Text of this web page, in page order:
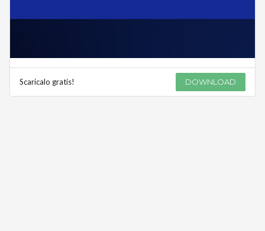
Scaricalo gratis! DOWNLOAD